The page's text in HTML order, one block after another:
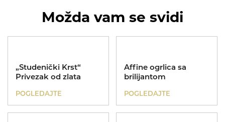
NasleđeMožda vam se svidi
„Studenički Krst“
Privezak od zlata
POGLEDAJTE
Affine ogrlica sa
brilijantom
POGLEDAJTE